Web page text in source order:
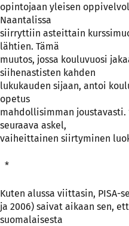
opintojaan yleisen
Naantalissa
siirryttiin asteittain
lähtien. Tämä
muutos, jossa kouluvuosi
siihenastisten kahden
lukukauden sijaan, antoi
opetus
mahdollisimman
seuraava askel,
vaiheittainen siirtyminen
*
Kuten alussa viittasin, PISA-
ja 2006) saivat aikaan sen,
suomalaisesta